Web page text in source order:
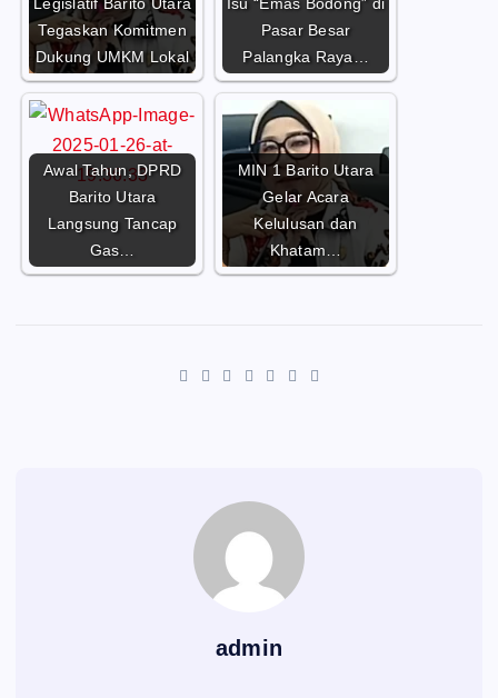
Tegaskan Komitmen
Dukung UMKM Lokal
Pasar Besar
Palangka Raya…
Awal Tahun, DPRD
Barito Utara
Langsung Tancap
Gas…
MIN 1 Barito Utara
Gelar Acara
Kelulusan dan
Khatam…
admin